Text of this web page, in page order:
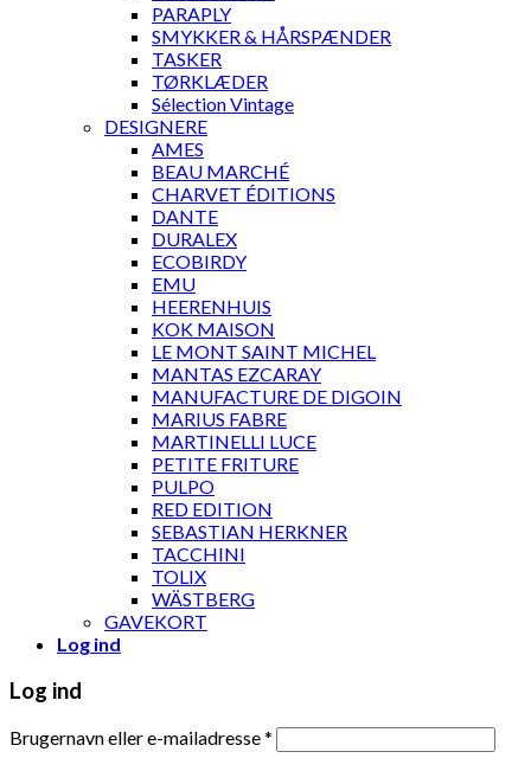
PARAPLY
SMYKKER & HÅRSPÆNDER
TASKER
TØRKLÆDER
Sélection Vintage
DESIGNERE
AMES
BEAU MARCHÉ
CHARVET ÉDITIONS
DANTE
DURALEX
ECOBIRDY
EMU
HEERENHUIS
KOK MAISON
LE MONT SAINT MICHEL
MANTAS EZCARAY
MANUFACTURE DE DIGOIN
MARIUS FABRE
MARTINELLI LUCE
PETITE FRITURE
PULPO
RED EDITION
SEBASTIAN HERKNER
TACCHINI
TOLIX
WÄSTBERG
GAVEKORT
Log ind
Log ind
Brugernavn eller e-mailadresse*